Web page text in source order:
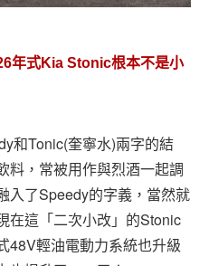
年式Kia Stonic根本不是小
和Tonic(奎寧水)兩字的結
料，常被用作與烈酒一起調
入了Speedy的字義，當然就
在這「二次小改」的Stonic
48V輕油電動力系統也升級